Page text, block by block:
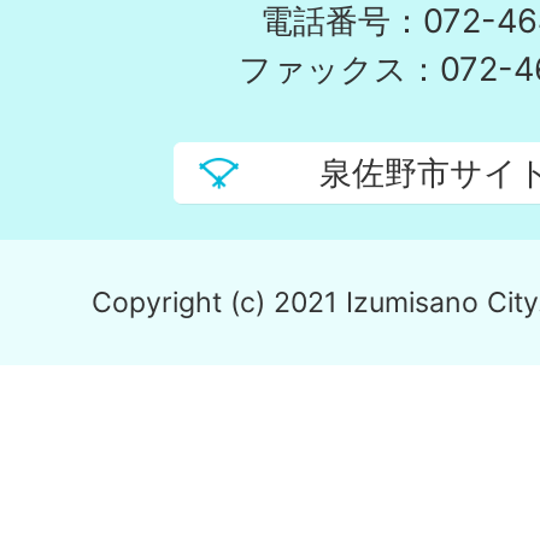
電話番号：072-
ファックス：072-
泉佐野市サイ
Copyright (c) 2021 Izumisano